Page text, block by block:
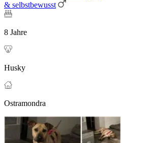
& selbstbewusst
8 Jahre
Husky
Ostramondra